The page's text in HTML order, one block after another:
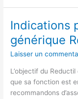
Indications
générique
Laisser un
L’objectif du
que sa fonction est
recommandons
Indications
pour
acheter
le
Reductil